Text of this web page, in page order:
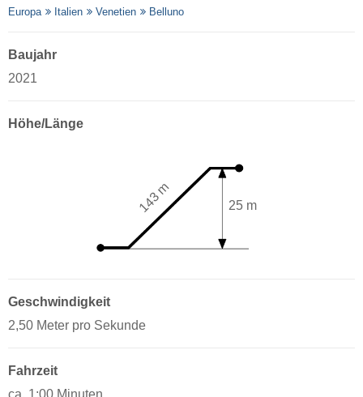
Europa Italien Venetien Belluno
Baujahr
2021
Höhe/Länge
25 m
143 m
Geschwindigkeit
2,50 Meter pro Sekunde
Fahrzeit